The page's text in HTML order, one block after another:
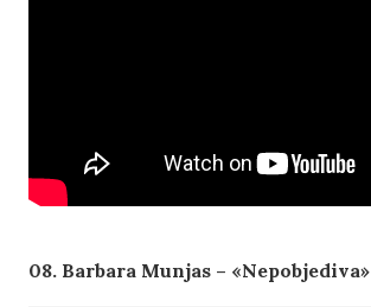
08. Barbara Munjas – «Nepobjediva»